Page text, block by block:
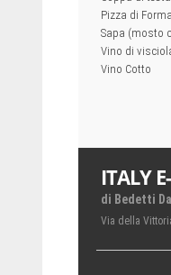
Pizza di
Sapa (mosto
Vino di
Vino Cotto
ITALY
di Bedetti
Via della